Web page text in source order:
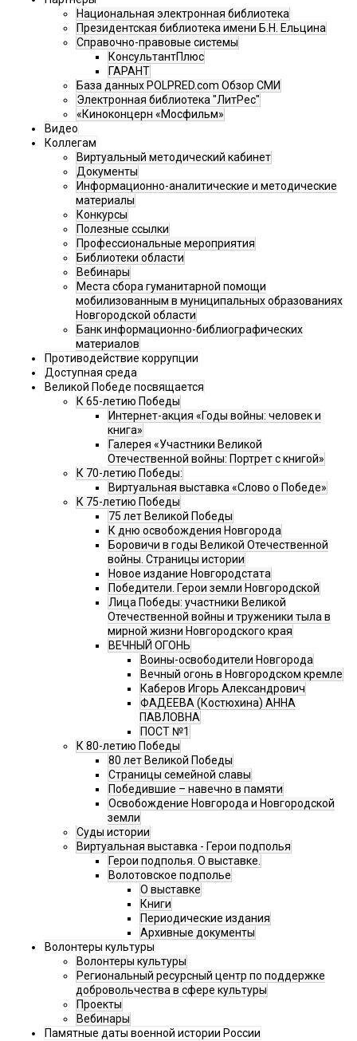
Национальная электронная библиотека
Президентская библиотека имени Б.Н. Ельцина
Справочно-правовые системы
КонсультантПлюс
ГАРАНТ
База данных POLPRED.com Обзор СМИ
Электронная библиотека "ЛитРес"
«Киноконцерн «Мосфильм»
Видео
Коллегам
Виртуальный методический кабинет
Документы
Информационно-аналитические и методические
материалы
Конкурсы
Полезные ссылки
Профессиональные мероприятия
Библиотеки области
Вебинары
Места сбора гуманитарной помощи
мобилизованным в муниципальных образованиях
Новгородской области
Банк информационно-библиографических
материалов
Противодействие коррупции
Доступная среда
Великой Победе посвящается
К 65-летию Победы
Интернет-акция «Годы войны: человек и
книга»
Галерея «Участники Великой
Отечественной войны: Портрет с книгой»
К 70-летию Победы:
Виртуальная выставка «Слово о Победе»
К 75-летию Победы
75 лет Великой Победы
К дню освобождения Новгорода
Боровичи в годы Великой Отечественной
войны. Страницы истории
Новое издание Новгородстата
Победители. Герои земли Новгородской
Лица Победы: участники Великой
Отечественной войны и труженики тыла в
мирной жизни Новгородского края
ВЕЧНЫЙ ОГОНЬ
Воины-освободители Новгорода
Вечный огонь в Новгородском кремле
Каберов Игорь Александрович
ФАДЕЕВА (Костюхина) АННА
ПАВЛОВНА
ПОСТ №1
К 80-летию Победы
80 лет Великой Победы
Страницы семейной славы
Победившие – навечно в памяти
Освобождение Новгорода и Новгородской
земли
Суды истории
Виртуальная выставка - Герои подполья
Герои подполья. О выставке.
Волотовское подполье
О выставке
Книги
Периодические издания
Архивные документы
Волонтеры культуры
Волонтеры культуры
Региональный ресурсный центр по поддержке
добровольчества в сфере культуры
Проекты
Вебинары
Памятные даты военной истории России